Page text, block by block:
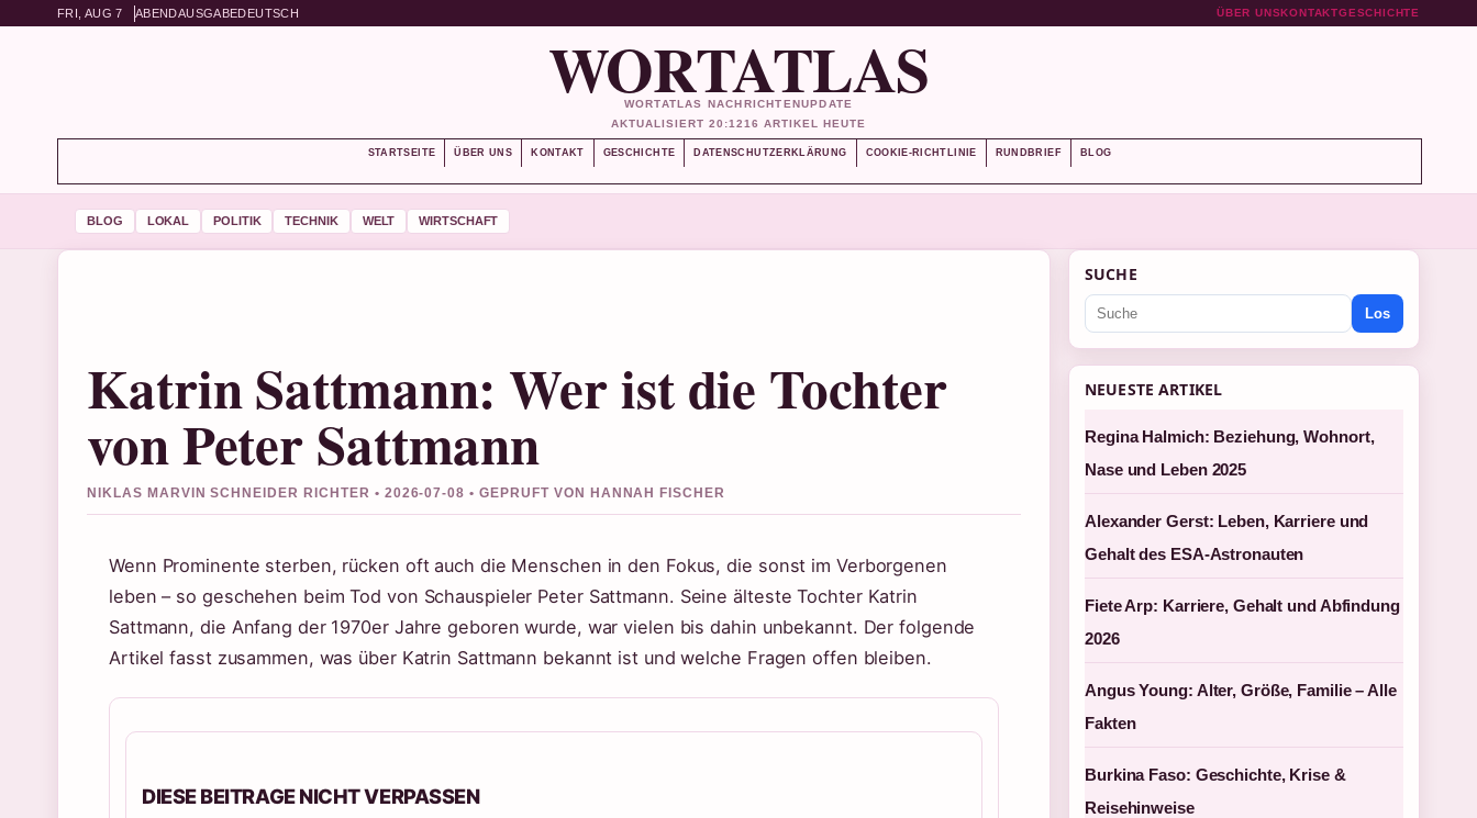
FRI, AUG 7 ABENDAUSGABEDEUTSCH ÜBER UNSKONTAKTGESCHICHTE
WORTATLAS
WORTATLAS NACHRICHTENUPDATE
AKTUALISIERT 20:1216 ARTIKEL HEUTE
STARTSEITE ÜBER UNS KONTAKT GESCHICHTE DATENSCHUTZERKLÄRUNG COOKIE-RICHTLINIE RUNDBRIEF BLOG
BLOG LOKAL POLITIK TECHNIK WELT WIRTSCHAFT
Katrin Sattmann: Wer ist die Tochter
von Peter Sattmann
NIKLAS MARVIN SCHNEIDER RICHTER • 2026-07-08 • GEPRUFT VON HANNAH FISCHER
Wenn Prominente sterben, rücken oft auch die Menschen in den Fokus, die sonst im Verborgenen
leben – so geschehen beim Tod von Schauspieler Peter Sattmann. Seine älteste Tochter Katrin
Sattmann, die Anfang der 1970er Jahre geboren wurde, war vielen bis dahin unbekannt. Der folgende
Artikel fasst zusammen, was über Katrin Sattmann bekannt ist und welche Fragen offen bleiben.
DIESE BEITRAGE NICHT VERPASSEN
SUCHE
Los
NEUESTE ARTIKEL
Regina Halmich: Beziehung, Wohnort,
Nase und Leben 2025
Alexander Gerst: Leben, Karriere und
Gehalt des ESA-Astronauten
Fiete Arp: Karriere, Gehalt und Abfindung
2026
Angus Young: Alter, Größe, Familie – Alle
Fakten
Burkina Faso: Geschichte, Krise &
Reisehinweise